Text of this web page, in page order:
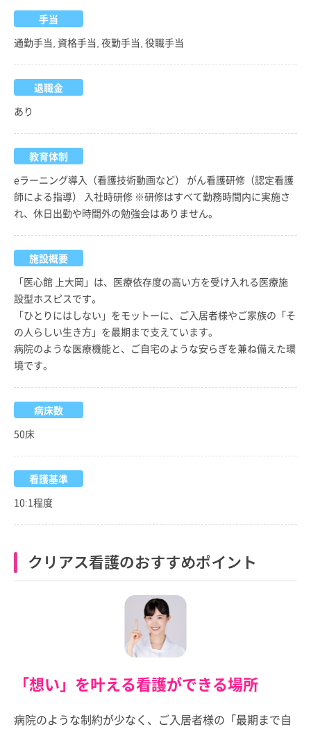
手当
通勤手当, 資格手当, 夜勤手当, 役職手当
退職金
あり
教育体制
eラーニング導入（看護技術動画など） がん看護研修（認定看護
師による指導） 入社時研修 ※研修はすべて勤務時間内に実施さ
れ、休日出勤や時間外の勉強会はありません。
施設概要
「医心館 上大岡」は、医療依存度の高い方を受け入れる医療施
設型ホスピスです。
「ひとりにはしない」をモットーに、ご入居者様やご家族の「そ
の人らしい生き方」を最期まで支えています。
病院のような医療機能と、ご自宅のような安らぎを兼ね備えた環
境です。
病床数
50床
看護基準
10:1程度
クリアス看護のおすすめポイント
「想い」を叶える看護ができる場所
病院のような制約が少なく、ご入居者様の「最期まで自